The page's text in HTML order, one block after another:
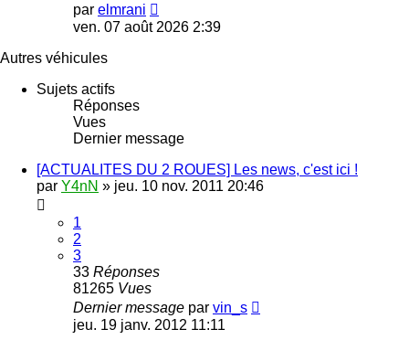
par elmrani
le
ven. 07 août 2026 2:39
Autres véhicules
Sujets actifs
Réponses
Vues
Dernier message
[ACTUALITES DU 2 ROUES] Les news, c'est ici !
par Y4nN » jeu. 10 nov. 2011 20:46
1
2
3
33 Réponses
81265 Vues
Dernier message par vin_s
jeu. 19 janv. 2012 11:11